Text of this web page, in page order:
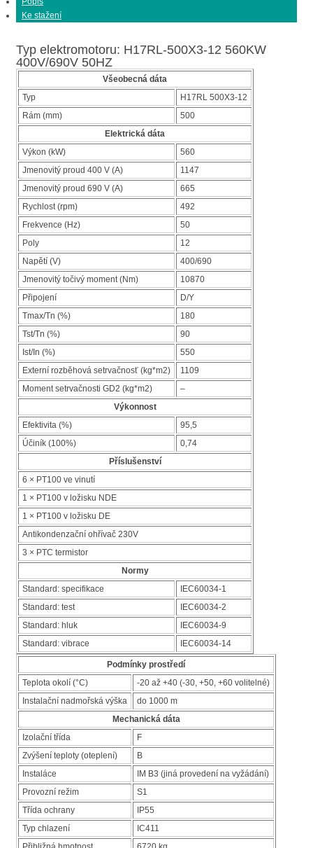
Ke stažení
Typ elektromotoru: H17RL-500X3-12 560KW
400V/690V 50HZ
Všeobecná dáta
Typ
H17RL 500X3-12
Rám (mm)
500
Elektrická dáta
Výkon (kW)
560
Jmenovitý proud 400 V (A)
1147
Jmenovitý proud 690 V (A)
665
Rychlost (rpm)
492
Frekvence (Hz)
50
Poly
12
Napětí (V)
400/690
Jmenovitý točivý moment (Nm)
10870
Připojení
D/Y
Tmax/Tn (%)
180
Tst/Tn (%)
90
Ist/In (%)
550
Externí rozběhová setrvačnosť (kg*m2)
1109
Moment setrvačnosti GD2 (kg*m2)
–
Výkonnost
Efektivita (%)
95,5
Účiník (100%)
0,74
Příslušenství
6 × PT100 ve vinutí
1 × PT100 v ložisku NDE
1 × PT100 v ložisku DE
Antikondenzační ohřívač 230V
3 × PTC termistor
Normy
Standard: specifikace
IEC60034-1
Standard: test
IEC60034-2
Standard: hluk
IEC60034-9
Standard: vibrace
IEC60034-14
Podmínky prostředí
Teplota okolí (°C)
-20 až +40 (-30, +50, +60 volitelné)
Instalační nadmořská výška
do 1000 m
Mechanická dáta
Izolační třída
F
Zvýšení teploty (oteplení)
B
Instaláce
IM B3 (jiná provedení na vyžádání)
Provozní režim
S1
Třída ochrany
IP55
Typ chlazení
IC411